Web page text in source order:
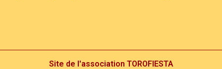
Site de l'association TOROFIESTA